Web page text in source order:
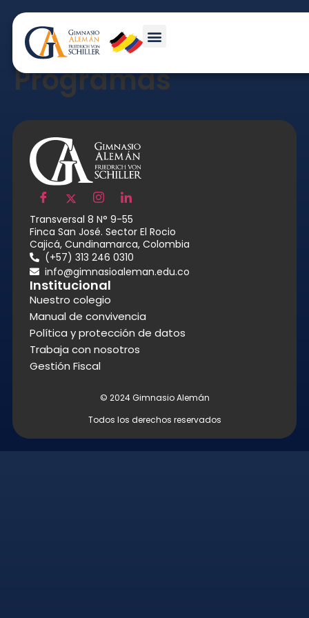
Proyectos y
Programas
Transversal 8 N° 9-55
Finca San José. Sector El Rocio
Cajicá, Cundinamarca, Colombia
(+57) 313 246 0310
info@gimnasioaleman.edu.co
Institucional
Nuestro colegio
Manual de convivencia
Política y protección de datos
Trabaja con nosotros
Gestión Fiscal
© 2024 Gimnasio Alemán
Todos los derechos reservados